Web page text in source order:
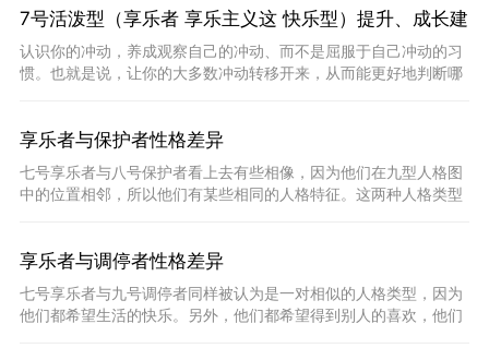
7号活泼型（享乐者 享乐主义这 快乐型）提升、成长建
议
认识你的冲动，养成观察自己的冲动、而不是屈服于自己冲动的习
惯。也就是说，让你的大多数冲动转移开来，从而能更好地判断哪
享乐者与保护者性格差异
七号享乐者与八号保护者看上去有些相像，因为他们在九型人格图
中的位置相邻，所以他们有某些相同的人格特征。这两种人格类型
享乐者与调停者性格差异
七号享乐者与九号调停者同样被认为是一对相似的人格类型，因为
他们都希望生活的快乐。另外，他们都希望得到别人的喜欢，他们